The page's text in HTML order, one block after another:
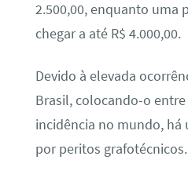
2.500,00, enquanto uma
chegar a até R$ 4.000,00.
Devido à elevada
Brasil, colocando-o
incidência no mundo, há
por peritos grafotécnicos.